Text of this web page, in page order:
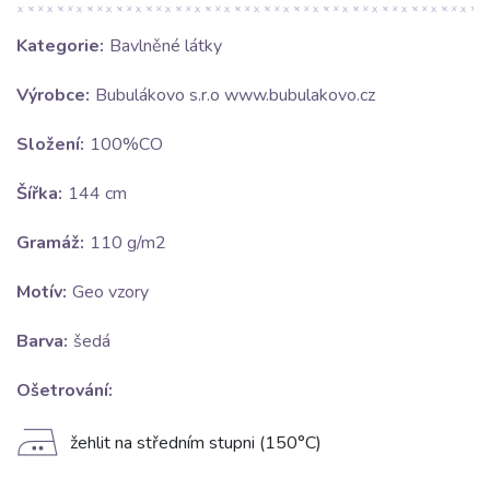
Kategorie: Bavlněné látky
Výrobce: Bubulákovo s.r.o www.bubulakovo.cz
Složení: 100%CO
Šířka: 144 cm
Gramáž: 110 g/m2
Motív: Geo vzory
Barva: šedá
Ošetrování:
E žehlit na středním stupni (150°C)